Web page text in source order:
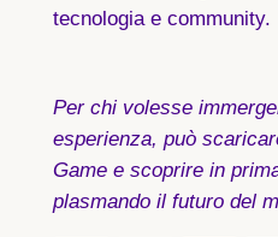
tecnologia e community.
Per chi volesse
esperienza, può
Game e scoprire in
plasmando il futuro del